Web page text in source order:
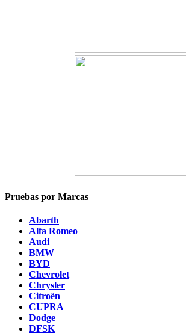
Pruebas por Marcas
Abarth
Alfa Romeo
Audi
BMW
BYD
Chevrolet
Chrysler
Citroën
CUPRA
Dodge
DFSK